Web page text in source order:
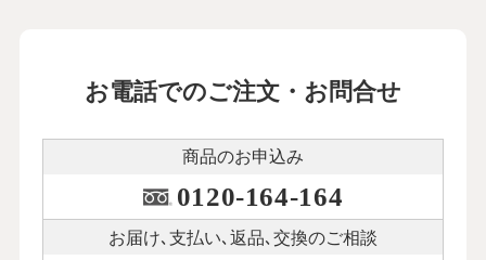
お電話でのご注文・お問合せ
商品のお申込み
0120-164-164
お届け､支払い､ 返品､交換のご相談